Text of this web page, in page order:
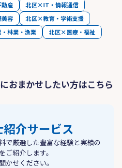
産
北区×IT・情報通信
容
北区×教育・学術支援
林業・漁業
北区×医療・福祉
おまかせしたい方はこちら
介サービス
で厳選した豊富な経験と実績の
ご紹介します。
かせください。